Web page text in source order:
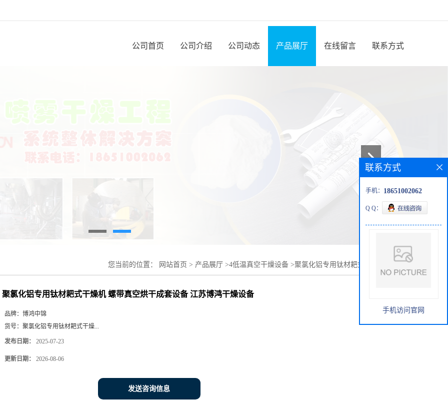
公司首页 公司介绍 公司动态 产品展厅 在线留言 联系方式
您当前的位置： 网站首页 > 产品展厅 >4低温真空干燥设备 >聚氯化铝专用钛材耙式干燥机 螺带
聚氯化铝专用钛材耙式干燥机 螺带真空烘干成套设备 江苏博鸿干燥设备
品牌： 博鸿中锦
货号： 聚氯化铝专用钛材耙式干燥...
发布日期： 2025-07-23
更新日期： 2026-08-06
发送咨询信息
联系方式
手机： 18651002062
Q Q：
手机访问官网